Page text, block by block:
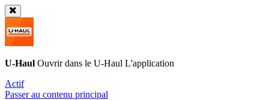
U-Haul Ouvrir dans le U-Haul L'application
Actif
Passer au contenu principal